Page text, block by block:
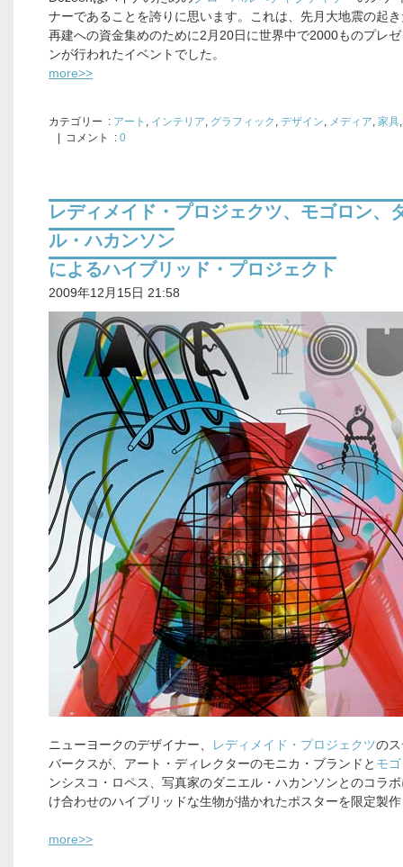
ナーであることを誇りに思います。これは、先月大地震の起
再建への資金集めのために2月20日に世界中で2000ものプレ
ンが行われたイベントでした。
more>>
カテゴリー : アート , インテリア, グラフィック , デザイン, メディア, 家具,
| コメント : 0
レディメイド・プロジェクツ、モゴロン、
ル・ハカンソン
によるハイブリッド・プロジェクト
2009年12月15日 21:58
ニューヨークのデザイナー、 レディメイド・プロジェクツの
バークスが、アート・ディレクターのモニカ・ブランドと モ
ンシスコ・ロペス、写真家のダニエル・ハカンソンとのコラ
け合わせのハイブリッドな生物が描かれたポスターを限定製
more>>